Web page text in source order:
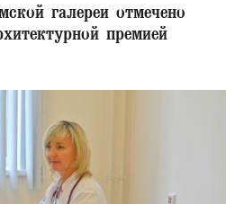
галереи отмечено
премией